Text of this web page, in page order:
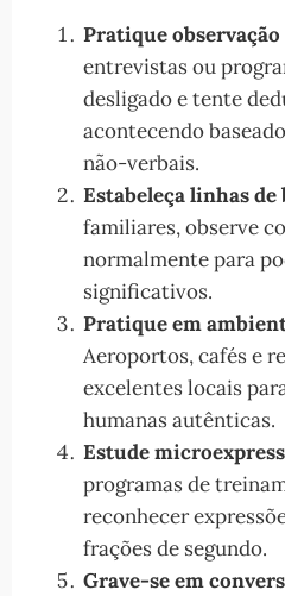
Pratique observação
entrevistas ou
desligado e tente
acontecendo
não-verbais.
Estabeleça linhas de
familiares, observe
normalmente para
significativos.
Pratique em
Aeroportos, cafés e
excelentes locais
humanas autênticas.
Estude
programas de
reconhecer
frações de segundo.
Grave-se em